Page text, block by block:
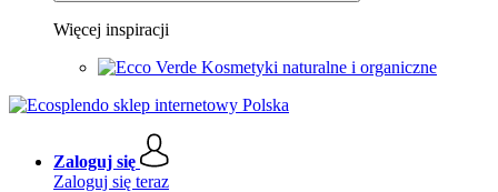
Więcej inspiracji
Kosmetyki naturalne i organiczne
Zaloguj się
Zaloguj się teraz